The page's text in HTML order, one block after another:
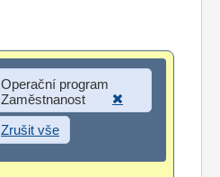
Operační program
Zaměstnanost
Zrušit vše